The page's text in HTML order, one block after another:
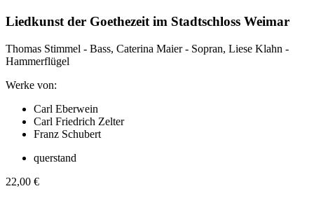
Liedkunst der Goethezeit im Stadtschloss Weimar
Thomas Stimmel - Bass, Caterina Maier - Sopran, Liese Klahn -
Hammerflügel
Werke von:
Carl Eberwein
Carl Friedrich Zelter
Franz Schubert
querstand
22,00 €